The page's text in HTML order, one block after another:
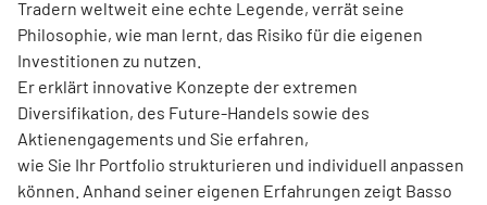
Tradern weltweit eine echte Legende, verrät seine
Philosophie, wie man lernt, das Risiko für die eigenen
Investitionen zu nutzen.
Er erklärt innovative Konzepte der extremen
Diversifikation, des Future-Handels sowie des
Aktienengagements und Sie erfahren,
wie Sie Ihr Portfolio strukturieren und individuell anpassen
können. Anhand seiner eigenen Erfahrungen zeigt Basso